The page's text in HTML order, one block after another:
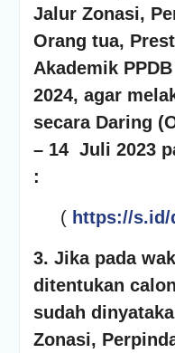
Jalur Zonasi,
Orang tua,
Akademik
2024, agar
secara Daring
– 14 Juli 2023
:
( https://s.id/
3. Jika pada
ditentukan
sudah
Zonasi,